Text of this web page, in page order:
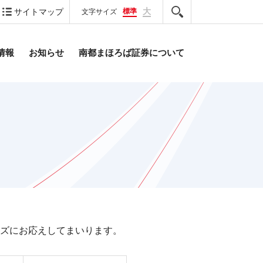
サイトマップ 文字サイズ 標準 大
報 お知らせ 南都まほろば証券について
にお応えしてまいります。